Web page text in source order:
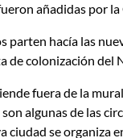
añadidas por
hacía las
de colonización del
fuera de la
algunas de las
se organiza